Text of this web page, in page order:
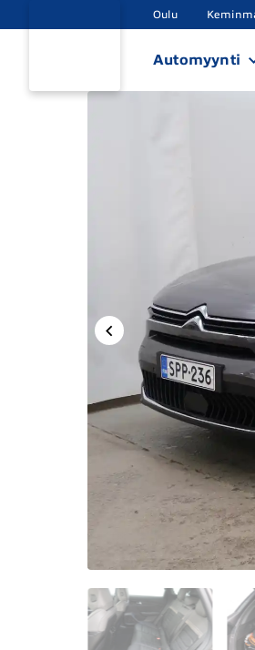
Oulu
Automyynti